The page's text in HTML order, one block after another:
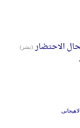
الاحتضار (نشر)